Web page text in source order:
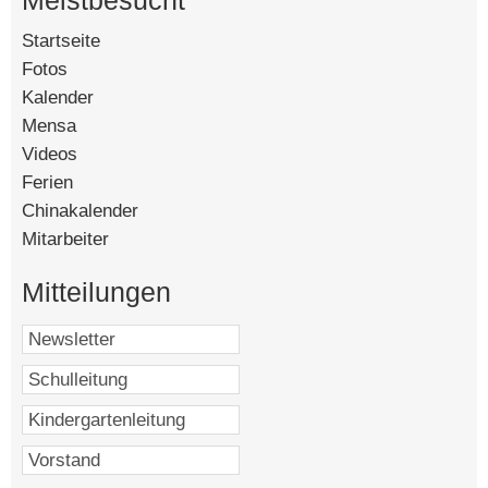
Mi, 14.1.2026
Sa, 17.1.2026
ISAC U19 Basketball Girls
So, 18.1.2026
Startseite
Fotos
Kalender
Mensa
Videos
Ferien
Chinakalender
Mitarbeiter
Mitteilungen